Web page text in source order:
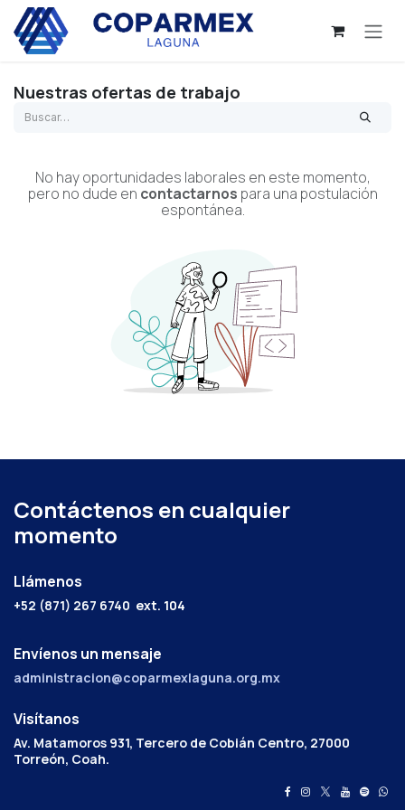
Ir al contenido
Nuestras ofertas de trabajo
No hay oportunidades laborales en este momento,
pero no dude en contactarnos para una postulación
espontánea.
Contáctenos en cualquier
momento
Llámenos
+52 (871) 267 6740 ext. 104
Envíenos un mensaje
administracion@coparmexlaguna.org.mx
Visítanos
Av. Matamoros 931, Tercero de Cobián Centro, 27000
Torreón, Coah.